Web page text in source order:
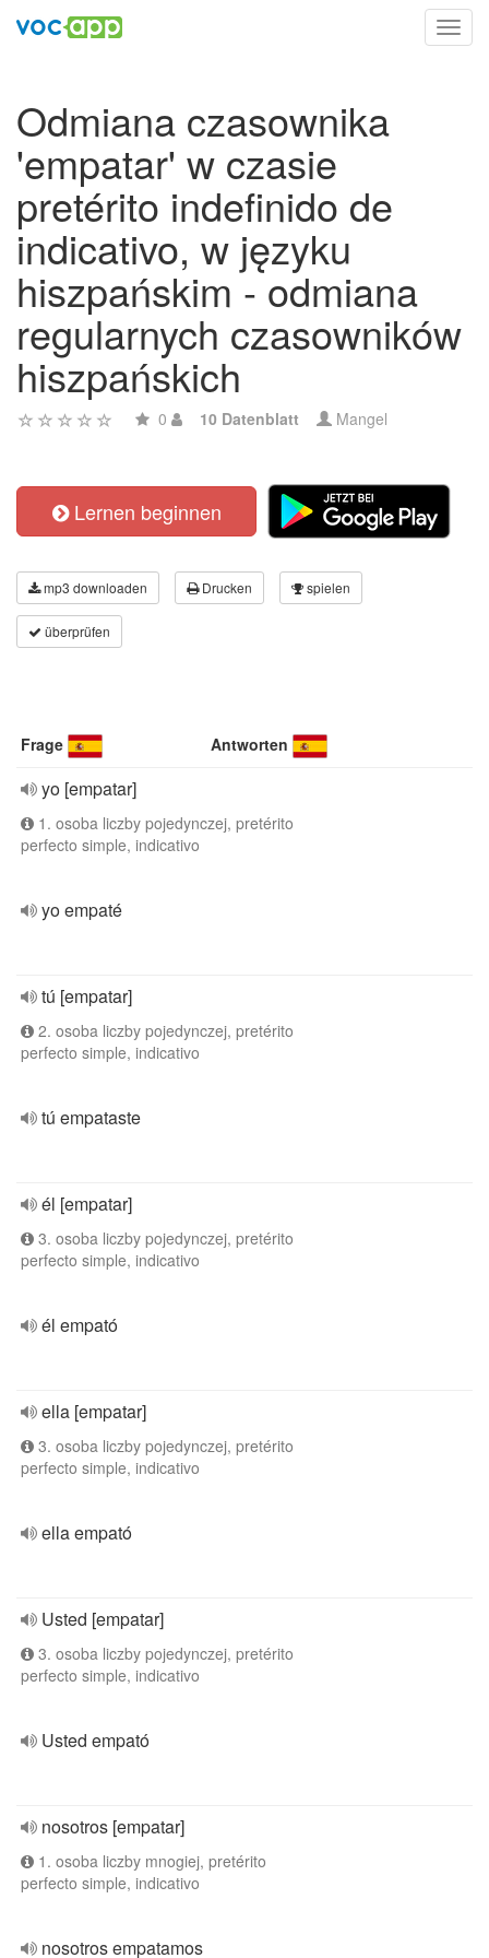
Odmiana czasownika
'empatar' w czasie
pretérito indefinido de
indicativo, w języku
hiszpańskim - odmiana
regularnych czasowników
hiszpańskich
0 10 Datenblatt Mangel
Lernen beginnen
mp3 downloaden Drucken spielen
überprüfen
Frage Antworten
yo [empatar]
1. osoba liczby pojedynczej, pretérito
perfecto simple, indicativo
yo empaté
tú [empatar]
2. osoba liczby pojedynczej, pretérito
perfecto simple, indicativo
tú empataste
él [empatar]
3. osoba liczby pojedynczej, pretérito
perfecto simple, indicativo
él empató
ella [empatar]
3. osoba liczby pojedynczej, pretérito
perfecto simple, indicativo
ella empató
Usted [empatar]
3. osoba liczby pojedynczej, pretérito
perfecto simple, indicativo
Usted empató
nosotros [empatar]
1. osoba liczby mnogiej, pretérito
perfecto simple, indicativo
nosotros empatamos